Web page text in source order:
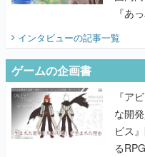
『あ
てみた
インタビューの記事一覧
ゲームの企画書
『ア
な開
ビス
る